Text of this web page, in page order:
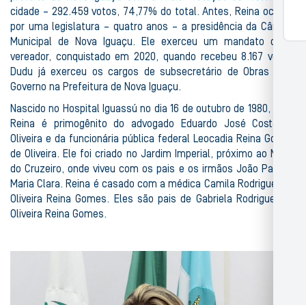
cidade – 292.459 votos, 74,77% do total. Antes, Reina ocupou
por uma legislatura – quatro anos – a presidência da Câmara
Municipal de Nova Iguaçu. Ele exerceu um mandato como
vereador, conquistado em 2020, quando recebeu 8.167 votos.
Dudu já exerceu os cargos de subsecretário de Obras e de
Governo na Prefeitura de Nova Iguaçu.
Nascido no Hospital Iguassú no dia 16 de outubro de 1980, Dudu
Reina é primogênito do advogado Eduardo José Costa de
Oliveira e da funcionária pública federal Leocadia Reina Gomes
de Oliveira. Ele foi criado no Jardim Imperial, próximo ao Morro
do Cruzeiro, onde viveu com os pais e os irmãos João Paulo e
Maria Clara. Reina é casado com a médica Camila Rodrigues de
Oliveira Reina Gomes. Eles são pais de Gabriela Rodrigues de
Oliveira Reina Gomes.